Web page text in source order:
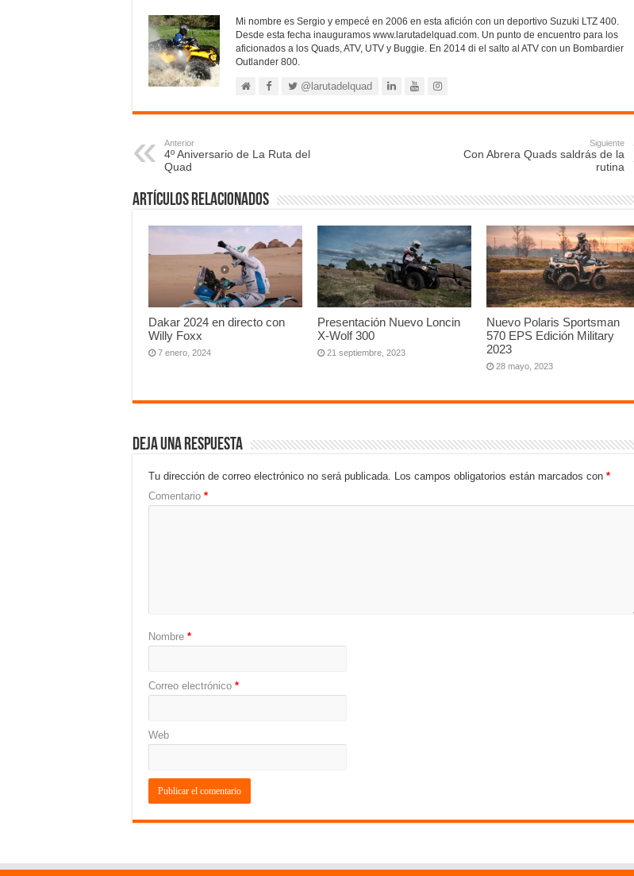
Mi nombre es Sergio y empecé en 2006 en esta afición con un deportivo Suzuki LTZ 400.
Desde esta fecha inauguramos www.larutadelquad.com. Un punto de encuentro para los
aficionados a los Quads, ATV, UTV y Buggie. En 2014 di el salto al ATV con un Bombardier
Outlander 800.
@larutadelquad
Anterior
4º Aniversario de La Ruta del
Quad
Siguiente
Con Abrera Quads saldrás de la
rutina
Artículos relacionados
Dakar 2024 en directo con
Willy Foxx
7 enero, 2024
Presentación Nuevo Loncin
X-Wolf 300
21 septiembre, 2023
Nuevo Polaris Sportsman
570 EPS Edición Military
2023
28 mayo, 2023
Deja una respuesta
Tu dirección de correo electrónico no será publicada. Los campos obligatorios están marcados con *
Comentario *
Nombre *
Correo electrónico *
Web